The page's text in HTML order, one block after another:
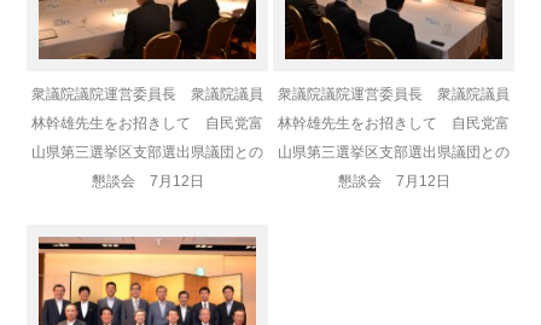
衆議院議院運営委員長 衆議院議員
林幹雄先生をお招きして 自民党富
山県第三選挙区支部選出県議団との
懇談会 7月12日
衆議院議院運営委員長 衆議院議員
林幹雄先生をお招きして 自民党富
山県第三選挙区支部選出県議団との
懇談会 7月12日